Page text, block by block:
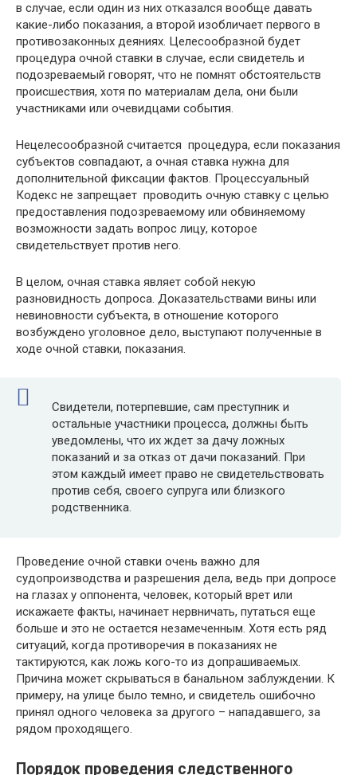
в случае, если один из них отказался вообще давать
какие-либо показания, а второй изобличает первого в
противозаконных деяниях. Целесообразной будет
процедура очной ставки в случае, если свидетель и
подозреваемый говорят, что не помнят обстоятельств
происшествия, хотя по материалам дела, они были
участниками или очевидцами события.
Нецелесообразной считается процедура, если показания
субъектов совпадают, а очная ставка нужна для
дополнительной фиксации фактов. Процессуальный
Кодекс не запрещает проводить очную ставку с целью
предоставления подозреваемому или обвиняемому
возможности задать вопрос лицу, которое
свидетельствует против него.
В целом, очная ставка являет собой некую
разновидность допроса. Доказательствами вины или
невиновности субъекта, в отношение которого
возбуждено уголовное дело, выступают полученные в
ходе очной ставки, показания.
Свидетели, потерпевшие, сам преступник и
остальные участники процесса, должны быть
уведомлены, что их ждет за дачу ложных
показаний и за отказ от дачи показаний. При
этом каждый имеет право не свидетельствовать
против себя, своего супруга или близкого
родственника.
Проведение очной ставки очень важно для
судопроизводства и разрешения дела, ведь при допросе
на глазах у оппонента, человек, который врет или
искажаете факты, начинает нервничать, путаться еще
больше и это не остается незамеченным. Хотя есть ряд
ситуаций, когда противоречия в показаниях не
тактируются, как ложь кого-то из допрашиваемых.
Причина может скрываться в банальном заблуждении. К
примеру, на улице было темно, и свидетель ошибочно
принял одного человека за другого – нападавшего, за
рядом проходящего.
Порядок проведения следственного